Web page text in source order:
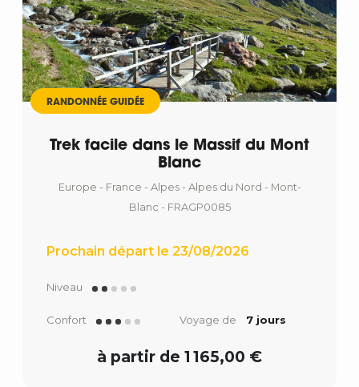
RANDONNÉE GUIDÉE
Trek facile dans le Massif du Mont
Blanc
Europe - France - Alpes - Alpes du Nord - Mont-
Blanc - FRAGP0085
Prochain départ le 23/08/2026
Niveau
Confort Voyage de 7 jours
à partir de 1 165,00 €